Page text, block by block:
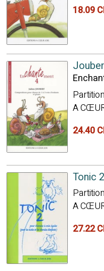
18.09
A
24.40
Tonic 2
A
27.22